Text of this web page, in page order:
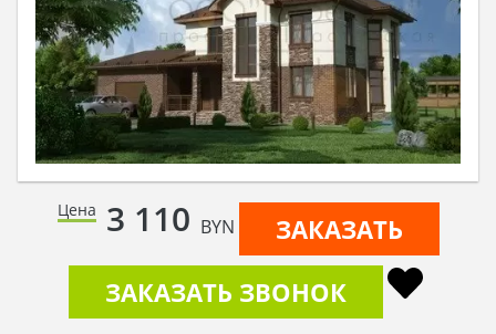
Цена 3 110 BYN
ЗАКАЗАТЬ
ЗАКАЗАТЬ ЗВОНОК